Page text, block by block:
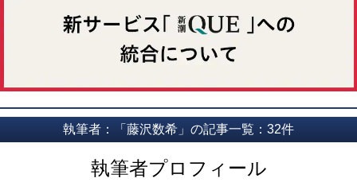
執筆者：「藤沢数希」の記事一覧：32件
執筆者プロフィール